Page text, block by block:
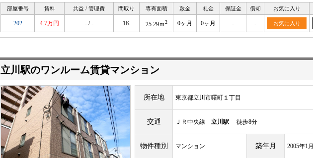
部屋番号 賃料 共益 / 管理費 間取り 専有面積 敷金 礼金 保証金 償却 お気に入り
202 4.7万円 - / - 1K 25.29ｍ2 0ヶ月 0ヶ月 - - お気に入り
立川駅のワンルーム賃貸マンション
所在地 東京都立川市曙町１丁目
交通 ＪＲ中央線 立川駅 徒歩8分
物件種別 マンション 築年月 2005年1月